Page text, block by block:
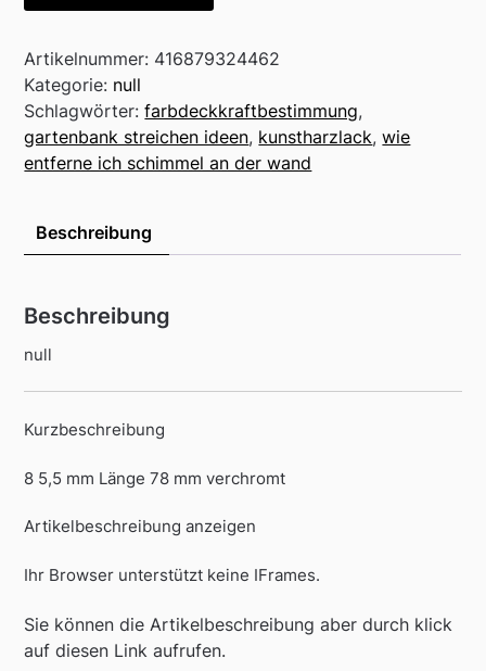
Artikelnummer: 416879324462
Kategorie: null
Schlagwörter:farbdeckkraftbestimmung,
gartenbank streichen ideen, kunstharzlack,wie
entferne ich schimmel an der wand
Beschreibung
Beschreibung
null
Kurzbeschreibung
8 5,5 mm Länge 78 mm verchromt
Artikelbeschreibung anzeigen
Ihr Browser unterstützt keine IFrames.
Sie können die Artikelbeschreibung aber durch klick
auf diesen Link aufrufen.